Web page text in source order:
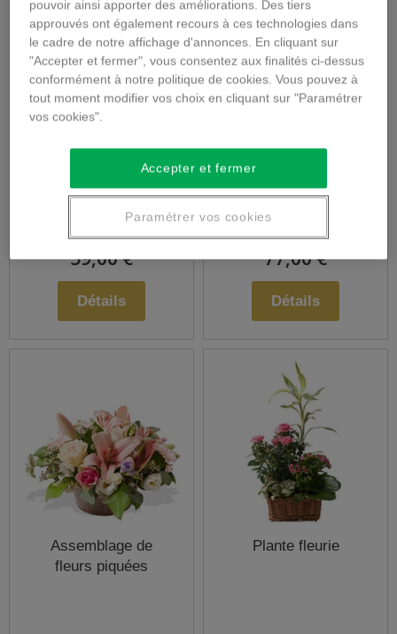
59,00 €
Détails
fleurs en hauteur
77,00 €
Détails
Assemblage de
fleurs piquées
Plante fleurie
pouvoir ainsi apporter des améliorations. Des tiers
approuvés ont également recours à ces technologies dans
le cadre de notre affichage d'annonces. En cliquant sur
"Accepter et fermer", vous consentez aux finalités ci-dessus
conformément à notre politique de cookies. Vous pouvez à
tout moment modifier vos choix en cliquant sur "Paramétrer
vos cookies".
Accepter et fermer
Paramétrer vos cookies